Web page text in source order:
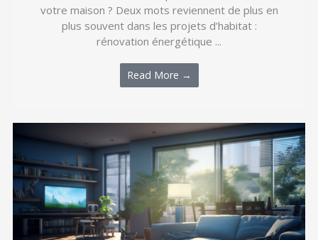
votre maison ? Deux mots reviennent de plus en
plus souvent dans les projets d’habitat :
rénovation énergétique ...
Read More →